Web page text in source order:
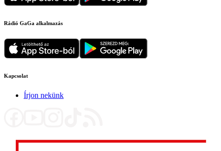
Rádió GaGa alkalmazás
Kapcsolat
Írjon nekünk